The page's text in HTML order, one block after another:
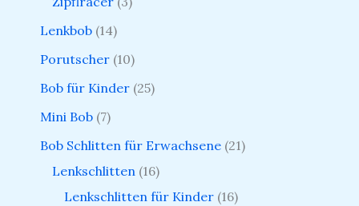
Lenkbob 14
Porutscher 10
Bob für Kinder 25
Mini Bob 7
Bob Schlitten für Erwachsene 21
Lenkschlitten 16
Lenkschlitten für Kinder 16